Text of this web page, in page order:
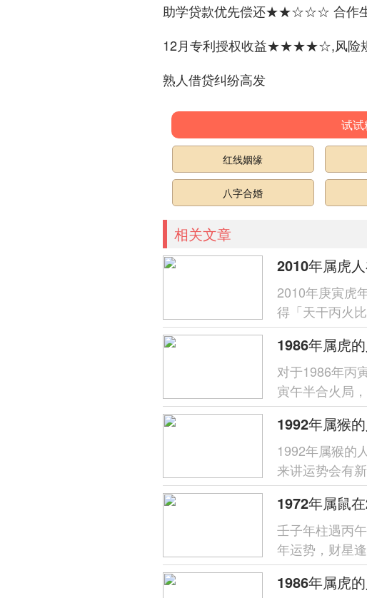
助学贷款优先偿还★★☆☆☆ 合作
12月专利授权收益★★★★☆,风险
熟人借贷纠纷高发
试
红线姻缘
八字合婚
相关文章
2010年属虎
2010年庚寅虎
得「天干丙火
呈「木火通明
对于1986年丙
寅午半合火局
财星受克，需
1992年属猴的
来讲运势会有
分析，每个在
壬子年柱遇丙
年运势，财星
象，唯借太岁